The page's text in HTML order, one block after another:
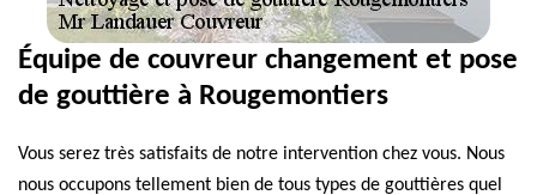
Équipe de couvreur changement et pose
de gouttière à Rougemontiers
Vous serez très satisfaits de notre intervention chez vous. Nous
nous occupons tellement bien de tous types de gouttières quel